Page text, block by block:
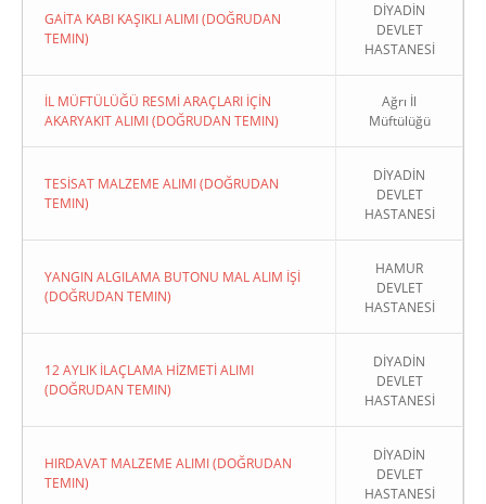
GAİTA KABI KAŞIKLI ALIMI (DOĞRUDAN
TEMIN)
DİYADİN
DEVLET
HASTANESİ
İL MÜFTÜLÜĞÜ RESMİ ARAÇLARI İÇİN
AKARYAKIT ALIMI (DOĞRUDAN TEMIN)
Ağrı İl
Müftülüğü
TESİSAT MALZEME ALIMI (DOĞRUDAN
TEMIN)
DİYADİN
DEVLET
HASTANESİ
YANGIN ALGILAMA BUTONU MAL ALIM İŞİ
(DOĞRUDAN TEMIN)
HAMUR
DEVLET
HASTANESİ
12 AYLIK İLAÇLAMA HİZMETİ ALIMI
(DOĞRUDAN TEMIN)
DİYADİN
DEVLET
HASTANESİ
HIRDAVAT MALZEME ALIMI (DOĞRUDAN
TEMIN)
DİYADİN
DEVLET
HASTANESİ